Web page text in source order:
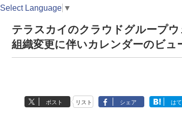
Select Language ▼
テラスカイのクラウドグループウ
組織変更に伴いカレンダーのビュ
ポスト リスト シェア は